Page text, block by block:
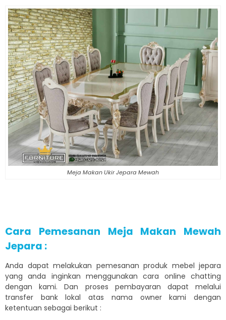
Meja Makan Ukir Jepara Mewah
Cara Pemesanan Meja Makan Mewah
Jepara :
Anda dapat melakukan pemesanan produk mebel jepara
yang anda inginkan menggunakan cara online chatting
dengan kami. Dan proses pembayaran dapat melalui
transfer bank lokal atas nama owner kami dengan
ketentuan sebagai berikut :